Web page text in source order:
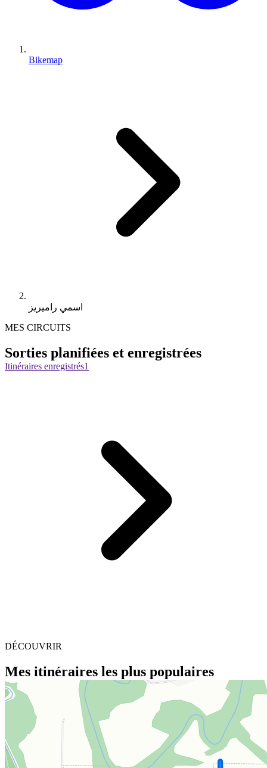
Bikemap
اسمي راميريز
MES CIRCUITS
Sorties planifiées et enregistrées
Itinéraires enregistrés1
DÉCOUVRIR
Mes itinéraires les plus populaires